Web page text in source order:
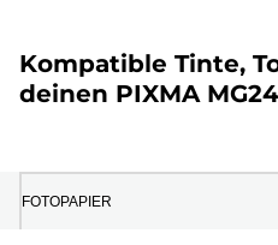
Kompatible Tinte,
deinen PIXMA
FOTOPAPIER